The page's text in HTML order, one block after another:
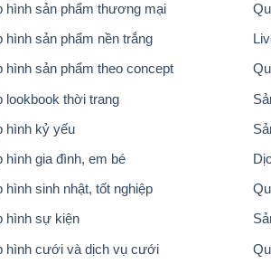
hình sản phẩm thương mại
hình sản phẩm nền trắng
hình sản phẩm theo concept
lookbook thời trang
hình kỷ yếu
hình gia đình, em bé
hình sinh nhật, tốt nghiệp
hình sự kiện
hình cưới và dịch vụ cưới